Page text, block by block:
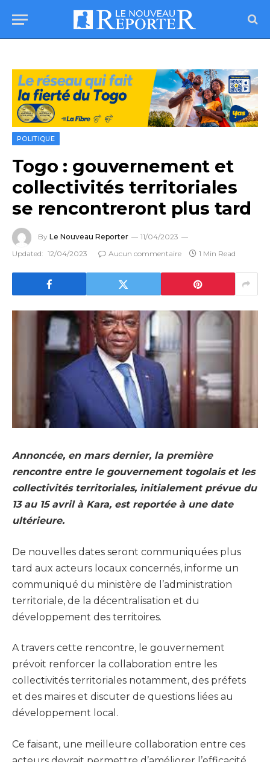
POLITIQUE
Togo : gouvernement et
collectivités territoriales
se rencontreront plus tard
By Le Nouveau Reporter
11/04/2023
Updated: 12/04/2023 Aucun commentaire 1 Min Read
Annoncée, en mars dernier, la première
rencontre entre le gouvernement togolais et les
collectivités territoriales, initialement prévue du
13 au 15 avril à Kara, est reportée à une date
ultérieure.
De nouvelles dates seront communiquées plus
tard aux acteurs locaux concernés, informe un
communiqué du ministère de l’administration
territoriale, de la décentralisation et du
développement des territoires.
A travers cette rencontre, le gouvernement
prévoit renforcer la collaboration entre les
collectivités territoriales notamment, des préfets
et des maires et discuter de questions liées au
développement local.
Ce faisant, une meilleure collaboration entre ces